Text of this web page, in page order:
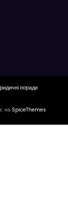
поради
на SpiceThemes